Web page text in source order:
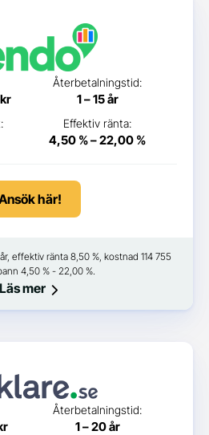
Återbetalningstid:
1 – 15 år
Effektiv ränta:
4,50 % – 22,00 %
här!
effektiv ränta 8,50 %, kostnad 114 755
4,50 % - 22,00 %.
Läs mer
Återbetalningstid:
1 – 20 år